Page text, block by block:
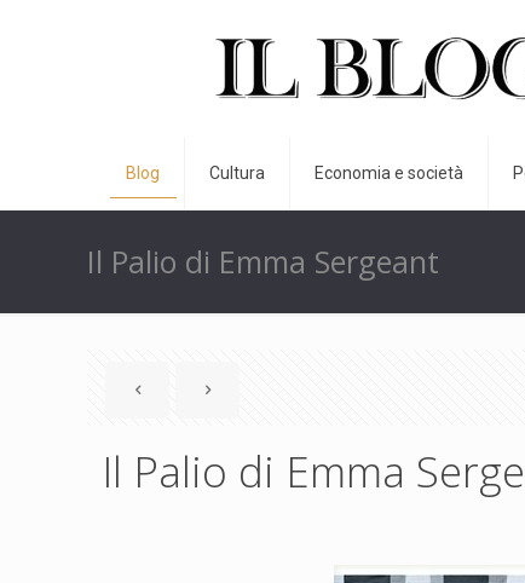
Blog Cultura Economia e società
Il Palio di Emma Sergeant
Il Palio di Emma